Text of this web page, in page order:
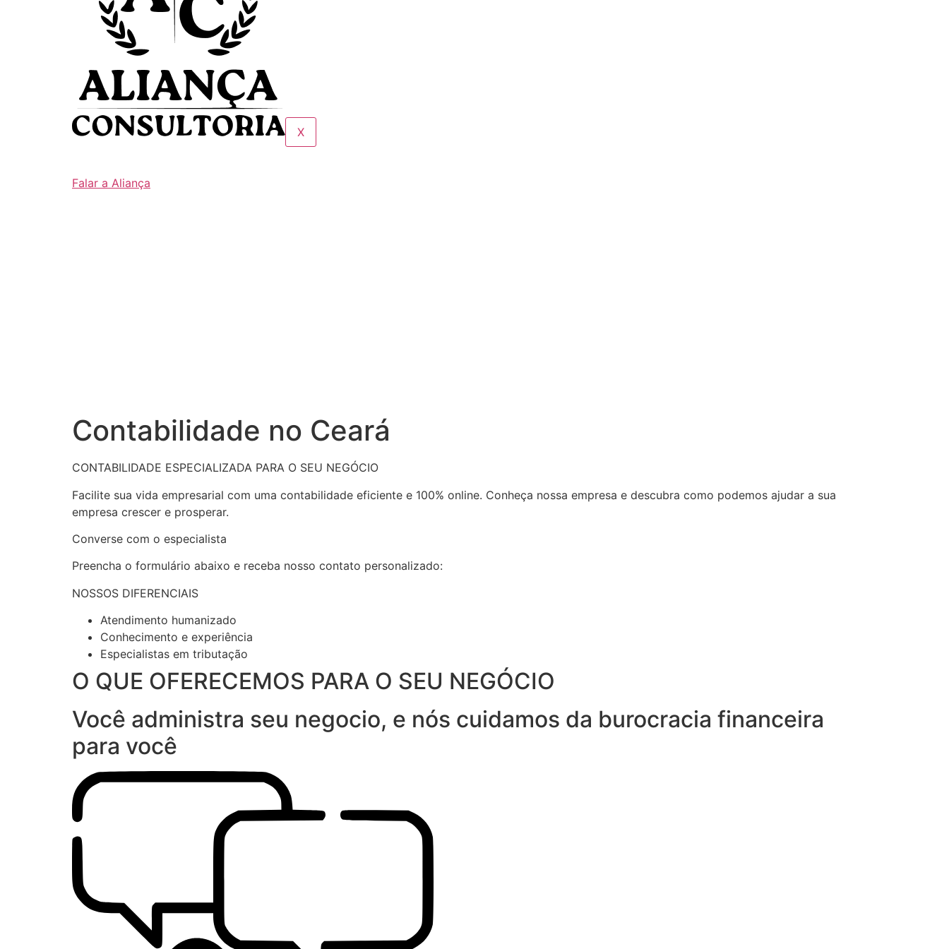
X
Falar a Aliança
Contabilidade no Ceará
CONTABILIDADE ESPECIALIZADA PARA O SEU NEGÓCIO
Facilite sua vida empresarial com uma contabilidade eficiente e 100% online. Conheça nossa empresa e descubra como podemos ajudar a sua
empresa crescer e prosperar.
Converse com o especialista
Preencha o formulário abaixo e receba nosso contato personalizado:
NOSSOS DIFERENCIAIS
Atendimento humanizado
Conhecimento e experiência
Especialistas em tributação
O QUE OFERECEMOS PARA O SEU NEGÓCIO
Você administra seu negocio, e nós cuidamos da burocracia financeira
para você